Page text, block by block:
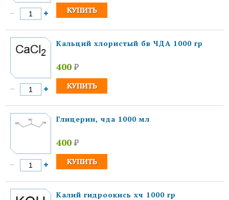
Кальций хлористый бв ЧДА 1000 гр
400 ₽
Глицерин, чда 1000 мл
400 ₽
Калий гидроокись хч 1000 гр